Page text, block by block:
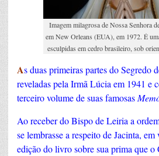
Imagem milagrosa de Nossa Senhora
em New Orleans (EUA), em 1972. É
esculpidas em cedro brasileiro, sob
As duas primeiras partes do Segredo
reveladas pela Irmã Lúcia em 1941 e
terceiro volume de suas famosas
Ao receber do Bispo de Leiria a
se lembrasse a respeito de Jacinta,
edição do livro sobre sua prima que o